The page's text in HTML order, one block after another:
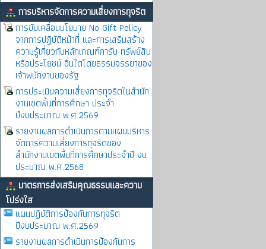
การบริหารจัดการความเสี่ยงการทุจริต
การขับเคลื่อนนโยบาย No Gift Policy
จากการปฏิบัติหน้าที่ และการเสริมสร้าง
ความรู้เกี่ยวกับหลักเกณฑ์การับ ทรัพย์สิน
หรือประโยชน์ อื่นใดโดยธรรมจรรยาของ
เจ้าพนักงานของรัฐ
การประเมินความเสี่ยงการทุจริตในสำนัก
งานเขตพิ้นที่การศึกษา ประจำ
ปีงบประมาณ พ.ศ.2569
รายงานผลการดำเนินการตามแผนบริหาร
จัดการความเสี่ยงการทุจริตของ
สำนักงานเขตพื้นที่การศึกษาประจำปี งบ
ประมาณ พ.ศ.2568
มาตรการส่งเสริมคุณธรรมและความ
โปร่งใส
แผนปฏิบัติการป้องกันการทุจริต
ปีงบประมาณ พ.ศ.2569
รายงานผลการดําเนินการป้องกันการ